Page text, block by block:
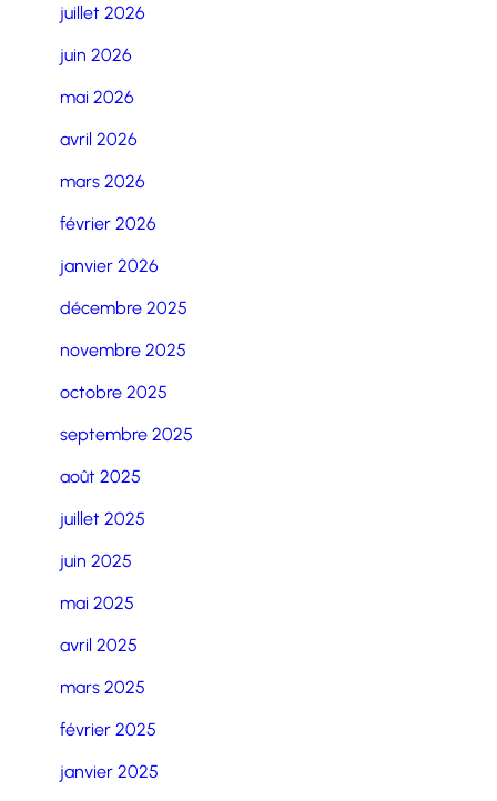
juillet 2026
juin 2026
mai 2026
avril 2026
mars 2026
février 2026
janvier 2026
décembre 2025
novembre 2025
octobre 2025
septembre 2025
août 2025
juillet 2025
juin 2025
mai 2025
avril 2025
mars 2025
février 2025
janvier 2025